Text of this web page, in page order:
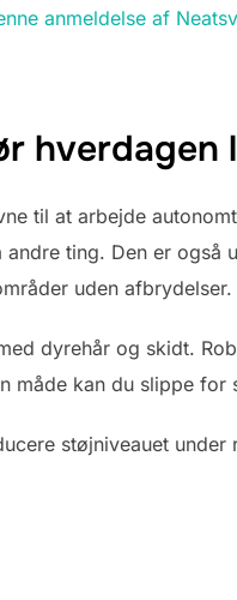
anmeldelse af
hverdagen
til at arbejde
ting. Den er også
uden afbrydelser.
dyrehår og skidt.
måde kan du slippe
støjniveauet